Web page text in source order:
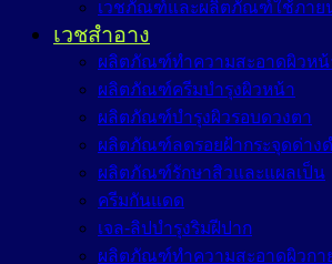
เวชภัณฑ์และผลิตภัณฑ์ใช้ภาย
เวชสำอาง
ผลิตภัณฑ์ทำความสะอาดผิวหน้
ผลิตภัณฑ์ครีมบำรุงผิวหน้า
ผลิตภัณฑ์บำรุงผิวรอบดวงตา
ผลิตภัณฑ์ลดรอยฝ้ากระจุดด่าง
ผลิตภัณฑ์รักษาสิวและแผลเป็น
ครีมกันแดด
เจล-ลิปบำรุงริมฝีปาก
ผลิตภัณฑ์ทำความสะอาดผิวกา